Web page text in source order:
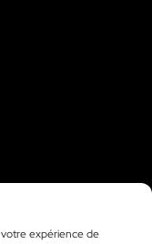
votre expérience de